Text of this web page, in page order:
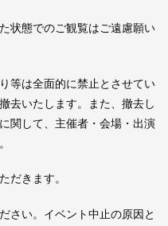
状態でのご観覧はご遠慮願い
等は全面的に禁止とさせてい
去いたします。また、撤去し
関して、主催者・会場・出演
だきます。
さい。イベント中止の原因と